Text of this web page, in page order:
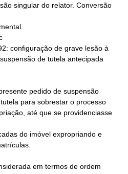
pedido de suspensão